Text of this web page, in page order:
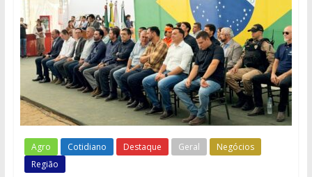
Agro Cotidiano Destaque Geral
Negócios
Região